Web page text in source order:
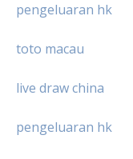
pengeluaran hk
toto macau
live draw china
pengeluaran hk